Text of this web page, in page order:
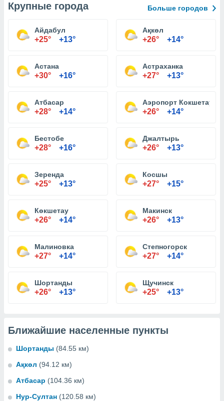
Крупные города Больше городов
Айдабул
+25° +13°
Ақкөл
+26° +14°
Астана
+30° +16°
Астраханка
+27° +13°
Атбасар
+28° +14°
Аэропорт Кокшетау
+26° +14°
Бестобе
+28° +16°
Джалтырь
+26° +13°
Зеренда
+25° +13°
Косшы
+27° +15°
Көкшетау
+26° +14°
Макинск
+26° +13°
Малиновка
+27° +14°
Степногорск
+27° +14°
Шортанды
+26° +13°
Щучинск
+25° +13°
Ближайшие населенные пункты
Шортанды (84.55 км)
Ақкөл (94.12 км)
Атбасар (104.36 км)
Нур-Султан (120.58 км)